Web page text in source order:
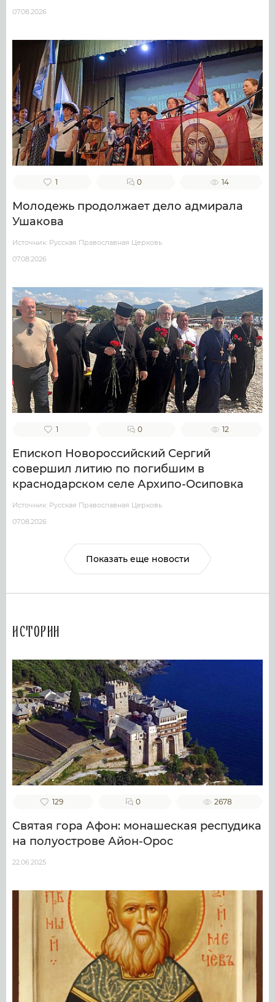
07.08.2026
1 0 14
Молодежь продолжает дело адмирала
Ушакова
Источник: Русская Православная Церковь
07.08.2026
1 0 12
Епископ Новороссийский Сергий
совершил литию по погибшим в
краснодарском селе Архипо-Осиповка
Источник: Русская Православная Церковь
07.08.2026
Показать еще новости
Истории
129 0 2678
Святая гора Афон: монашеская респудика
на полуострове Айон-Орос
22.06.2025